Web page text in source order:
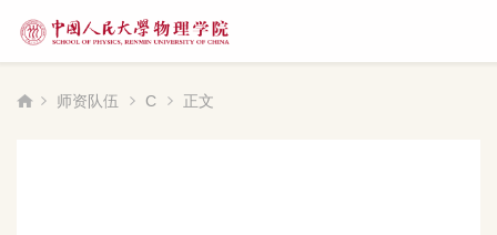
师资队伍 C 正文